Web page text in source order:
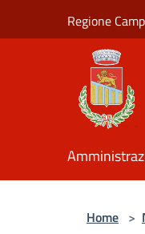
Regione
Home >